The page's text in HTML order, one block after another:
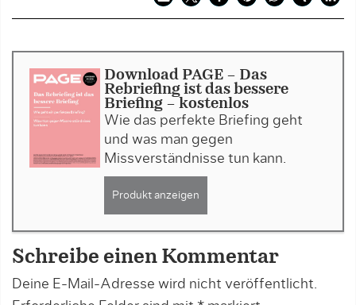
Download PAGE - Das
Rebriefing ist das bessere
Briefing - kostenlos
Wie das perfekte Briefing geht
und was man gegen
Missverständnisse tun kann.
Produkt anzeigen
Schreibe einen Kommentar
Deine E-Mail-Adresse wird nicht veröffentlicht.